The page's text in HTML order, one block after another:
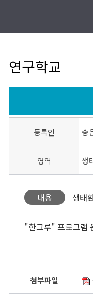
연구학교
등록인 송
영역 생
내용 생태
"한그루" 프로그램
첨부파일